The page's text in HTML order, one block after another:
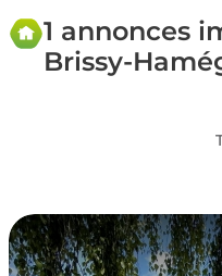
1 annonces
Brissy-